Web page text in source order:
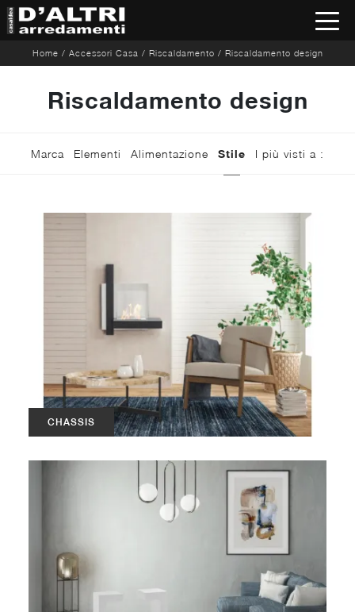
Home / Accessori Casa / Riscaldamento / Riscaldamento design
Riscaldamento design
Marca Elementi Alimentazione Stile I più visti a :
CHASSIS